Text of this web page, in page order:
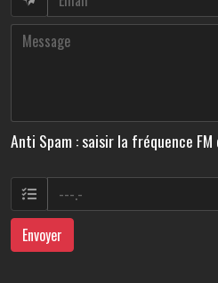
Anti Spam : saisir la fréquence
Envoyer